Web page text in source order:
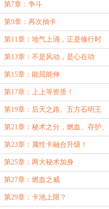
第7章：争斗
第9章：再次抽卡
第11章：地气上涌，正是修行时
第13章：不是风动，是心在动
第15章：能屈能伸
第17章：上上等资质！
第19章：后天之路、五方石明王
第21章：秘术之分，燃血、存护、
药师、追猎、明王！
第23章：属性卡融合升级！
第25章：两大秘术加身
第27章：燃血之威
第29章：卡池上限？